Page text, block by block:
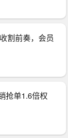
割前奏，会员
抢单1.6倍权